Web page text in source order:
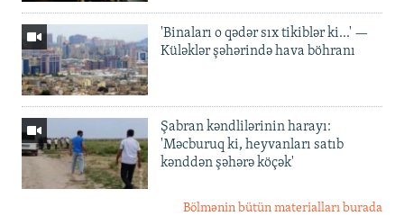
'Binaları o qədər sıx tikiblər ki...' —
Küləklər şəhərində hava böhranı
Şabran kəndlilərinin harayı:
'Məcburuq ki, heyvanları satıb
kənddən şəhərə köçək'
Bölmənin bütün materialları burada